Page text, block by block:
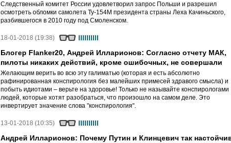
Следственный комитет России удовлетворил запрос Польши и разрешил
осмотреть обломки самолета Ту-154М президента страны Леха Качиньского,
разбившегося в 2010 году под Смоленском.
18-01-2018 (19:38)
Блогер Flanker20, Андрей Илларионов: Согласно отчету МАК,
пилоты никаких действий, кроме ошибочных, не совершали
Желающим верить во всю эту галиматью (которая и есть абсолютно
рафинированная конспирология без малейших примесей здравого смысла) и
побыть идиотами – верьте на здоровье! Только не называйте конспирологами
людей, которые хотят разобраться, что произошло на самом деле. Это
инвертирует значение слова "конспирология".
13-01-2018 (10:35)
Андрей Илларионов: Почему Путин и Клинцевич так